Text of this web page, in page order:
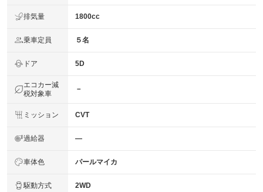
排気量 1800cc
乗車定員 ５名
ドア 5D
エコカー減
税対象車
－
ミッション CVT
過給器 ―
車体色 パールマイカ
駆動方式 2WD